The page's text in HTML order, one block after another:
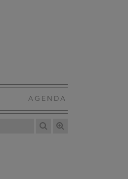
AGENDA